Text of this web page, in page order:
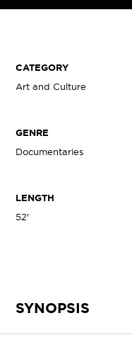
CATEGORY
Art and Culture
GENRE
Documentaries
LENGTH
52'
SYNOPSIS